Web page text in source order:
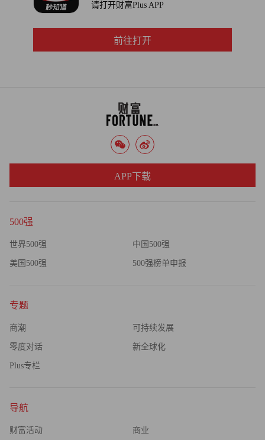
请打开财富Plus APP
前往打开
500强
世界500强 中国500强
美国500强 500强榜单申报
专题
商潮 可持续发展
零度对话 新全球化
Plus专栏
导航
财富活动 商业
APP下载